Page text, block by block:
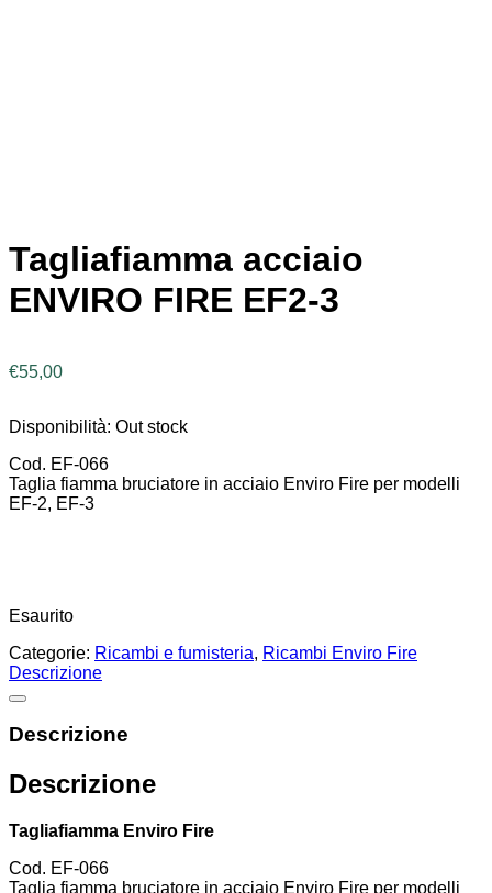
Tagliafiamma acciaio
ENVIRO FIRE EF2-3
€55,00
Disponibilità: Out stock
Cod. EF-066
Taglia fiamma bruciatore in acciaio Enviro Fire per modelli
EF-2, EF-3
Esaurito
Categorie: Ricambi e fumisteria, Ricambi Enviro Fire
Descrizione
Descrizione
Descrizione
Tagliafiamma Enviro Fire
Cod. EF-066
Taglia fiamma bruciatore in acciaio Enviro Fire per modelli